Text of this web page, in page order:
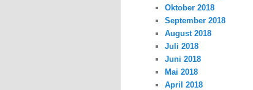
Oktober 2018
September 2018
August 2018
Juli 2018
Juni 2018
Mai 2018
April 2018